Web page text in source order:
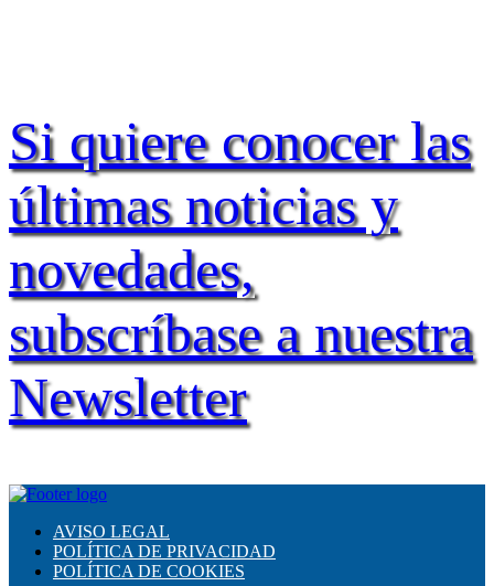
Si quiere conocer las
últimas noticias y
novedades,
subscríbase a nuestra
Newsletter
AVISO LEGAL
POLÍTICA DE PRIVACIDAD
POLÍTICA DE COOKIES